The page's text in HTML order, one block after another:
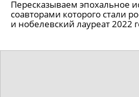
Пересказываем эпохальное
соавторами которого стали
и нобелевский лауреат 2022